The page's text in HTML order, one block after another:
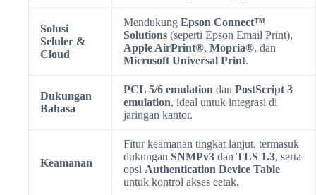
Solusi
Seluler &
Cloud
Mendukung Epson Connect™
Solutions (seperti Epson Email Print),
Apple AirPrint®, Mopria®, dan
Microsoft Universal Print.
Dukungan
Bahasa
PCL 5/6 emulation dan PostScript 3
emulation, ideal untuk integrasi di
jaringan kantor.
Keamanan
Fitur keamanan tingkat lanjut, termasuk
dukungan SNMPv3 dan TLS 1.3, serta
opsi Authentication Device Table
untuk kontrol akses cetak.